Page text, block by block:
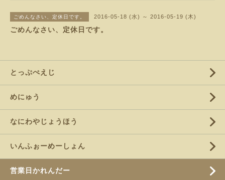
ごめんなさい、定休日です。 2016-05-18 (水) ～ 2016-05-19 (木)
ごめんなさい、定休日です。
とっぷぺえじ
めにゅう
なにわやじょうほう
いんふぉーめーしょん
営業日かれんだー